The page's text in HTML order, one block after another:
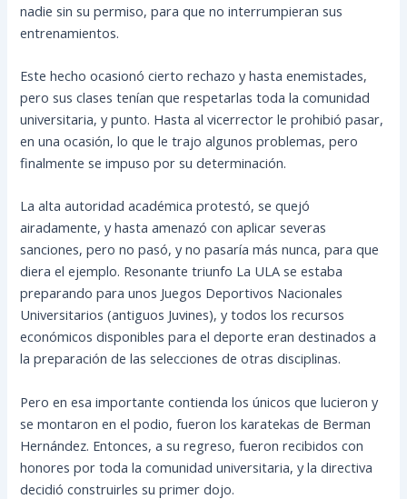
nadie sin su permiso, para que no interrumpieran sus
entrenamientos.
Este hecho ocasionó cierto rechazo y hasta enemistades,
pero sus clases tenían que respetarlas toda la comunidad
universitaria, y punto. Hasta al vicerrector le prohibió pasar,
en una ocasión, lo que le trajo algunos problemas, pero
finalmente se impuso por su determinación.
La alta autoridad académica protestó, se quejó
airadamente, y hasta amenazó con aplicar severas
sanciones, pero no pasó, y no pasaría más nunca, para que
diera el ejemplo. Resonante triunfo La ULA se estaba
preparando para unos Juegos Deportivos Nacionales
Universitarios (antiguos Juvines), y todos los recursos
económicos disponibles para el deporte eran destinados a
la preparación de las selecciones de otras disciplinas.
Pero en esa importante contienda los únicos que lucieron y
se montaron en el podio, fueron los karatekas de Berman
Hernández. Entonces, a su regreso, fueron recibidos con
honores por toda la comunidad universitaria, y la directiva
decidió construirles su primer dojo.